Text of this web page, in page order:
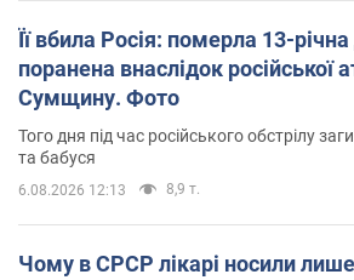
Її вбила Росія: померла 13-
поранена внаслідок російської
Сумщину. Фото
Того дня під час російського обстрілу
та бабуся
6.08.2026 12:13 8,9 т.
Чому в СРСР лікарі носили лише